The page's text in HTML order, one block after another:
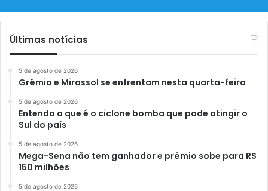
Últimas notícias
5 de agosto de 2026
Grêmio e Mirassol se enfrentam nesta quarta-feira
5 de agosto de 2026
Entenda o que é o ciclone bomba que pode atingir o
Sul do país
5 de agosto de 2026
Mega-Sena não tem ganhador e prêmio sobe para R$
150 milhões
5 de agosto de 2026